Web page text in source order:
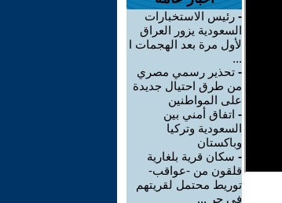
- رئيس الاستخبارات
السعودية يزور العراق
لأول مرة بعد الهجمات ا
...
- تحذير رسمي مصري
من طرق احتيال جديدة
على المواطنين
- اتفاق أمني بين
السعودية وتركيا
وباكستان
- سكان قرية بلغارية
قلقون من -عواقب-
توريط محتمل لقريتهم
في حر ...